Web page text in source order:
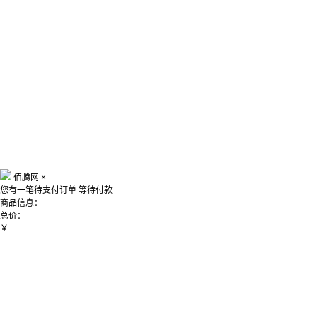
佰腾网 ×
您有一笔待支付订单 等待付款
商品信息：
总价：
￥